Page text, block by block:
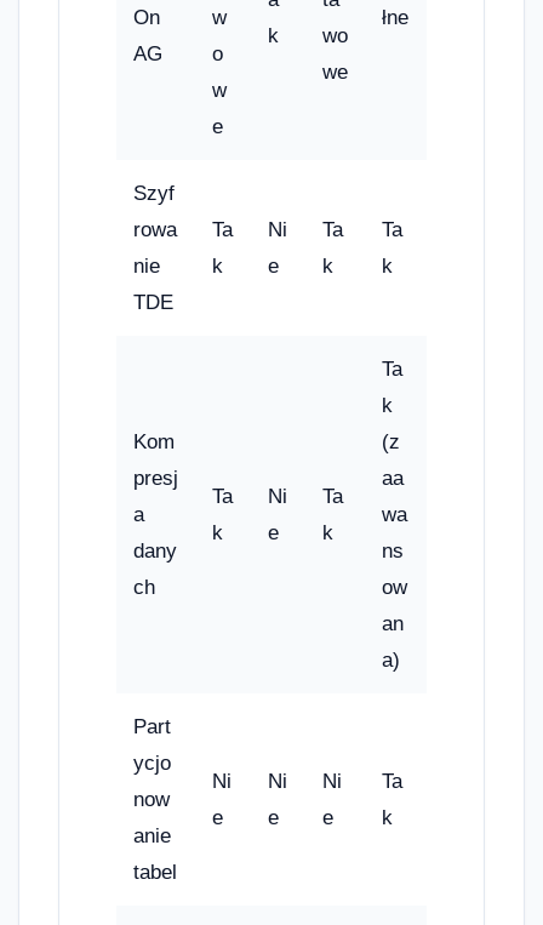
On
AG
w
o
w
e
k
wo
we
łne
Szyf
rowa
nie
TDE
Ta
k
Ni
e
Ta
k
Ta
k
Kom
presj
a
dany
ch
Ta
k
Ni
e
Ta
k
Ta
k
(z
aa
wa
ns
ow
an
a)
Part
ycjo
now
anie
tabel
Ni
e
Ni
e
Ni
e
Ta
k